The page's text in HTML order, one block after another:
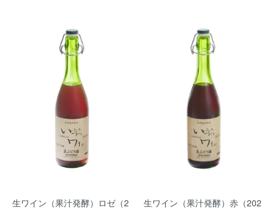
生ワイン（果汁発酵）ロゼ（2
生ワイン（果汁発酵）赤（202